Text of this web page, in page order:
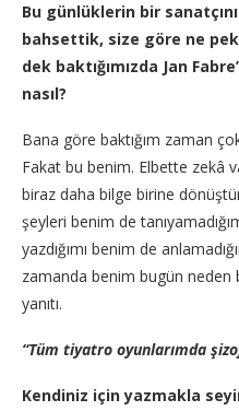
Bu günlüklerin bir
bahsettik, size göre ne
dek baktığımızda Jan
nasıl?
Bana göre baktığım zaman
Fakat bu benim. Elbette zekâ
biraz daha bilge birine
şeyleri benim de
yazdığımı benim de
zamanda benim bugün
yanıtı.
“Tüm tiyatro oyunlarımda
Kendiniz için yazmakla